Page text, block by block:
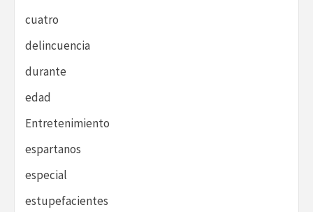
cuatro
delincuencia
durante
edad
Entretenimiento
espartanos
especial
estupefacientes